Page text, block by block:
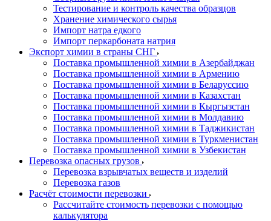
Тестирование и контроль качества образцов
Хранение химического сырья
Импорт натра едкого
Импорт перкарбоната натрия
Экспорт химии в страны СНГ
Поставка промышленной химии в Азербайджан
Поставка промышленной химии в Армению
Поставка промышленной химии в Беларуссию
Поставка промышленной химии в Казахстан
Поставка промышленной химии в Кыргызстан
Поставка промышленной химии в Молдавию
Поставка промышленной химии в Таджикистан
Поставка промышленной химии в Туркменистан
Поставка промышленной химии в Узбекистан
Перевозка опасных грузов
Перевозка взрывчатых веществ и изделий
Перевозка газов
Расчёт стоимости перевозки
Рассчитайте стоимость перевозки с помощью
калькулятора